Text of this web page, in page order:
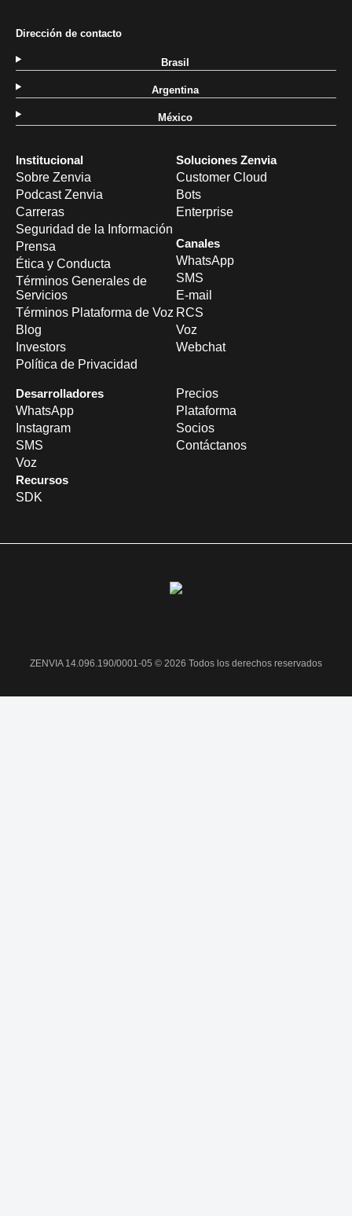
Institucional
Sobre Zenvia
Podcast Zenvia
Carreras
Seguridad de la Información
Prensa
Ética y Conducta
Términos Generales de
Servicios
Términos Plataforma de Voz
Blog
Investors
Política de Privacidad
Soluciones Zenvia
Customer Cloud
Bots
Enterprise
Canales
WhatsApp
SMS
E-mail
RCS
Voz
Webchat
Desarrolladores
WhatsApp
Instagram
SMS
Voz
Recursos
SDK
Precios
Plataforma
Socios
Contáctanos
Dirección de contacto
Brasil
Argentina
México
ZENVIA 14.096.190/0001-05 © 2026 Todos los derechos reservados